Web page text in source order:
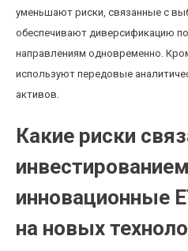
уменьшают риски, связанные с
обеспечивают диверсификацию
направлениям одновременно.
используют передовые
активов.
Какие риски
инновационные
на новых